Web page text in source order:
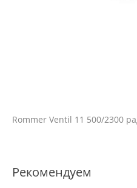
Rommer Ventil 11 500/2300
Рекомендуем